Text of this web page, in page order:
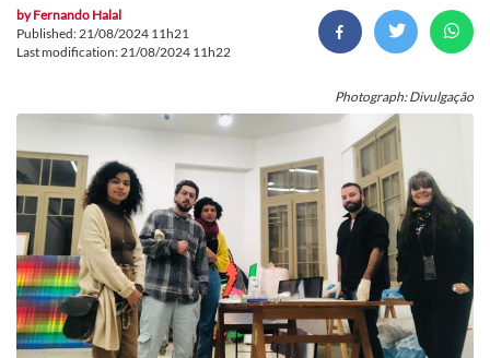
byFernando Halal
Published: 21/08/2024 11h21
Last modification: 21/08/2024 11h22
Photograph: Divulgação